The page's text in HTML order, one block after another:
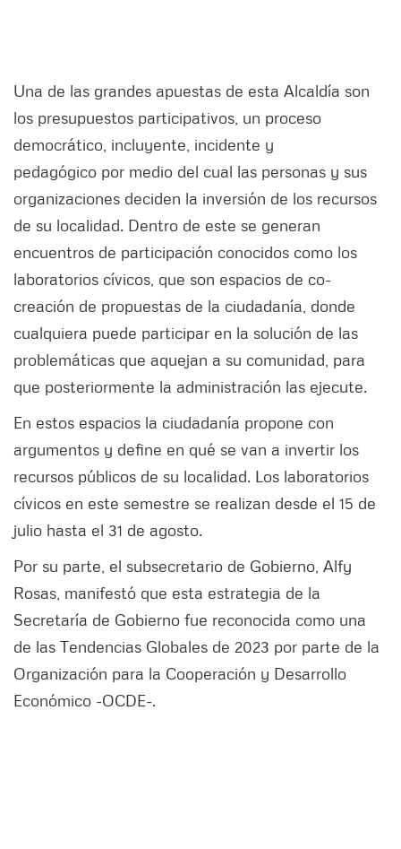
Una de las grandes apuestas de esta Alcaldía son
los presupuestos participativos, un proceso
democrático, incluyente, incidente y
pedagógico por medio del cual las personas y sus
organizaciones deciden la inversión de los recursos
de su localidad. Dentro de este se generan
encuentros de participación conocidos como los
laboratorios cívicos, que son espacios de co-
creación de propuestas de la ciudadanía, donde
cualquiera puede participar en la solución de las
problemáticas que aquejan a su comunidad, para
que posteriormente la administración las ejecute.
En estos espacios la ciudadanía propone con
argumentos y define en qué se van a invertir los
recursos públicos de su localidad. Los laboratorios
cívicos en este semestre se realizan desde el 15 de
julio hasta el 31 de agosto.
Por su parte, el subsecretario de Gobierno, Alfy
Rosas, manifestó que esta estrategia de la
Secretaría de Gobierno fue reconocida como una
de las Tendencias Globales de 2023 por parte de la
Organización para la Cooperación y Desarrollo
Económico -OCDE-.